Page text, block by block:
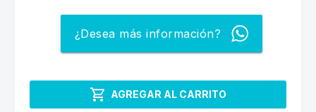
LITROS
 AGREGAR AL CARRITO
¿Desea más información?